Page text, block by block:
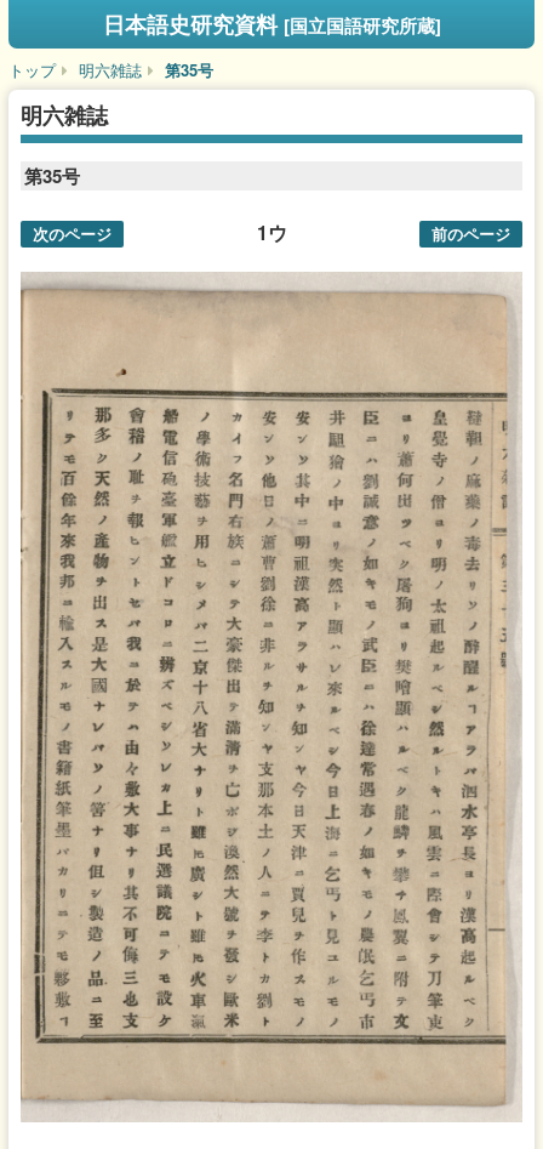
日本語史研究資料 [国立国語研究所蔵]
トップ 明六雑誌 第35号
明六雑誌
第35号
1ウ
次のページ 前のページ